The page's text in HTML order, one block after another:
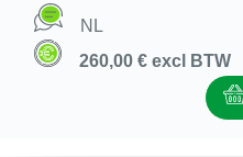
NL
260,00 € excl BTW